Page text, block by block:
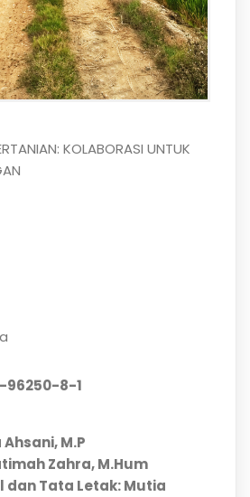
KOLABORASI UNTUK
96250-8-1
M.P
Zahra, M.Hum
dan Tata Letak: Mutia